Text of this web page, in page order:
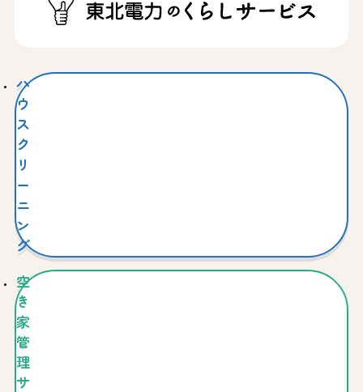
ハ
ウ
ス
ク
リ
ー
ニ
ン
グ
空
き
家
管
理
サ